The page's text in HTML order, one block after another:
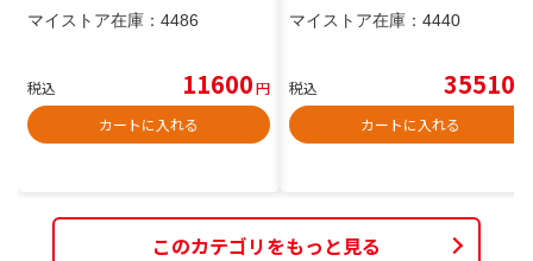
マイストア在庫： 4486
税込 11600円
カートに入れる
マイストア在庫： 4440
税込 35510
カートに入れる
このカテゴリをもっと見る